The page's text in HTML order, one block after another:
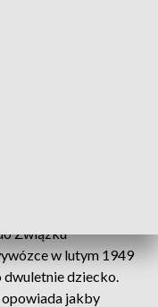
Związku
w lutym 1949
dwuletnie dziecko.
jakby